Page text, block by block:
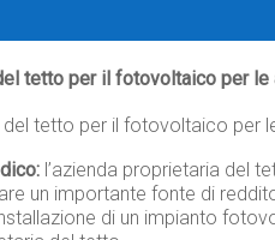
tetto per il fotovoltaico per
del tetto per il fotovoltaico per
l’azienda proprietaria del
un importante fonte di
di un impianto